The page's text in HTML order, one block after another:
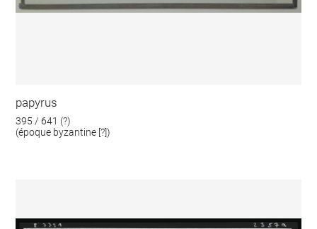
papyrus
395 / 641 (?)
(époque byzantine [?])